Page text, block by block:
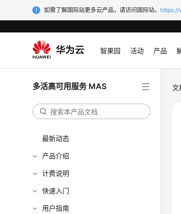
如需了解国际站更多云产品，请访问国际站。 https://
智果园 活动 产品
多活高可用服务 MAS
最新动态
产品介绍
计费说明
快速入门
用户指南
文